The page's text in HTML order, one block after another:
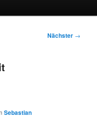
Nächster →
Sebastian